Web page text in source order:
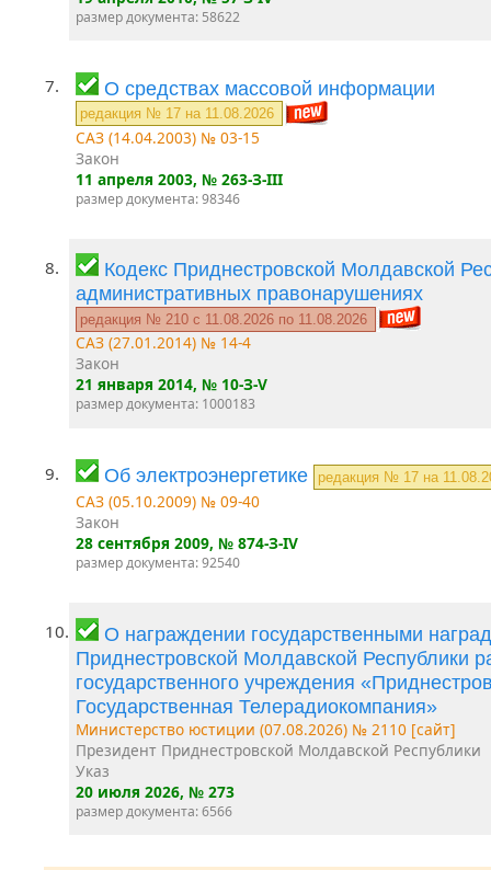
размер документа: 58622
7. О средствах массовой информации
редакция № 17 на 11.08.2026
САЗ (14.04.2003) № 03-15
Закон
11 апреля 2003, № 263-З-III
размер документа: 98346
8.
Кодекс Приднестровской Молдавской
административных правонарушениях
редакция № 210 c 11.08.2026 по 11.08.2026
САЗ (27.01.2014) № 14-4
Закон
21 января 2014, № 10-З-V
размер документа: 1000183
9. Об электроэнергетике редакция № 17 на
САЗ (05.10.2009) № 09-40
Закон
28 сентября 2009, № 874-З-IV
размер документа: 92540
10.
О награждении государственными
Приднестровской Молдавской Республики
государственного учреждения
Государственная Телерадиокомпания»
Министерство юстиции (07.08.2026) № 2110 [сайт]
Президент Приднестровской Молдавской Республики
Указ
20 июля 2026, № 273
размер документа: 6566